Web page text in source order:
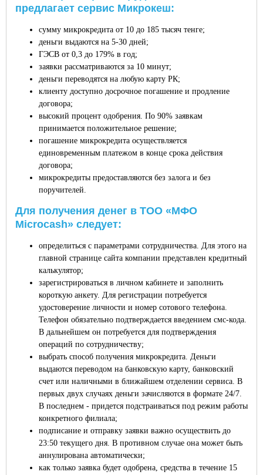
предлагает сервис Микрокеш:
сумму микрокредита от 10 до 185 тысяч тенге;
деньги выдаются на 5-30 дней;
ГЭСВ от 0,3 до 179% в год;
заявки рассматриваются за 10 минут;
деньги переводятся на любую карту РК;
клиенту доступно досрочное погашение и продление
договора;
высокий процент одобрения. По 90% заявкам
принимается положительное решение;
погашение микрокредита осуществляется
единовременным платежом в конце срока действия
договора;
микрокредиты предоставляются без залога и без
поручителей.
Для получения денег в ТОО «МФО
Microcash» следует:
определиться с параметрами сотрудничества. Для этого на
главной странице сайта компании представлен кредитный
калькулятор;
зарегистрироваться в личном кабинете и заполнить
короткую анкету. Для регистрации потребуется
удостоверение личности и номер сотового телефона.
Телефон обязательно подтверждается введением смс-кода.
В дальнейшем он потребуется для подтверждения
операций по сотрудничеству;
выбрать способ получения микрокредита. Деньги
выдаются переводом на банковскую карту, банковский
счет или наличными в ближайшем отделении сервиса. В
первых двух случаях деньги зачисляются в формате 24/7.
В последнем - придется подстраиваться под режим работы
конкретного филиала;
подписание и отправку заявки важно осуществить до
23:50 текущего дня. В противном случае она может быть
аннулирована автоматически;
как только заявка будет одобрена, средства в течение 15